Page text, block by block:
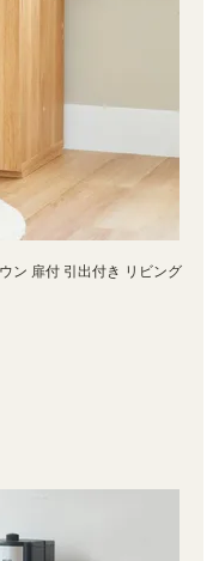
ン 扉付 引出付き リビング